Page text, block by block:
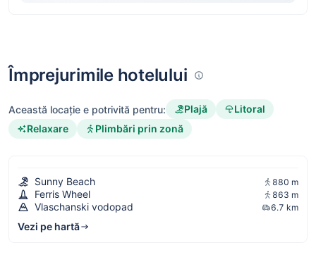
Împrejurimile hotelului
Această locație e potrivită pentru: Plajă
Litoral
Relaxare
Plimbări prin zonă
Sunny Beach 880 m
Ferris Wheel 863 m
Vlaschanski vodopad 6.7 km
Vezi pe hartă